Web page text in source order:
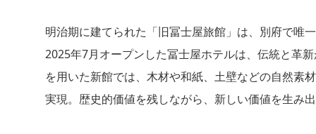
明治期に建てられた「旧冨士屋旅館」は、別府で唯
2025年7月オープンした冨士屋ホテルは、伝統と革
を用いた新館では、木材や和紙、土壁などの自然素
実現。歴史的価値を残しながら、新しい価値を生み